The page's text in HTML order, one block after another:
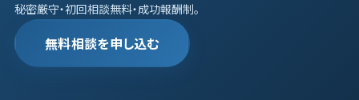
秘密厳守・初回相談無料・成功報酬制。
無料相談を申し込む